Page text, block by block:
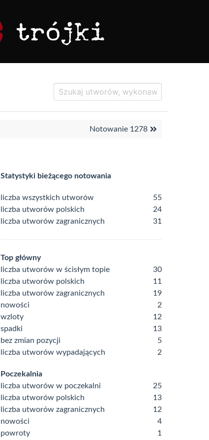
Notowanie 1278
Statystyki bieżącego notowania
liczba wszystkich utworów
55
liczba utworów polskich
24
liczba utworów zagranicznych
31
Top główny
liczba utworów w ścisłym topie
30
liczba utworów polskich
11
liczba utworów zagranicznych
19
nowości
2
wzloty
12
spadki
13
bez zmian pozycji
5
liczba utworów wypadających
2
Poczekalnia
liczba utworów w poczekalni
25
liczba utworów polskich
13
liczba utworów zagranicznych
12
nowości
4
powroty
1